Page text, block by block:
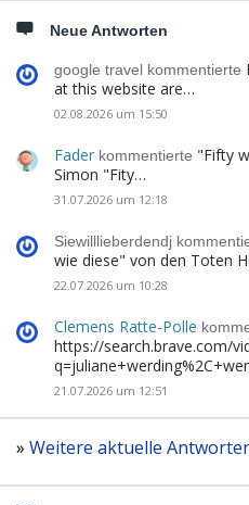
Neue Antworten
google travel kommentierte
at this website are…
02.08.2026 um 15:50
Fader kommentierte "Fifty
Simon "Fity…
31.07.2026 um 12:18
Siewilllieberdendj
wie diese" von den Toten
22.07.2026 um 10:28
Clemens Ratte-Polle
https://search.brave.com/
21.07.2026 um 12:51
» Weitere aktuelle